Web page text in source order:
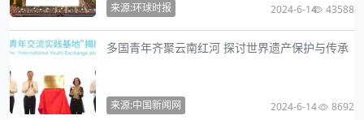
来源:环球时报 2024-6-14 43588
多国青年齐聚云南红河 探讨世界遗产保护与传承
来源:中国新闻网 2024-6-14 8692